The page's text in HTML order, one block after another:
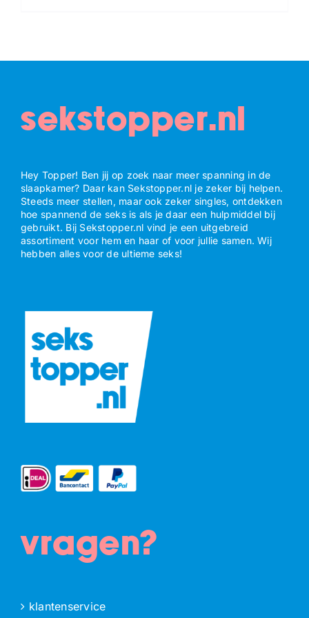
sekstopper.nl
Hey Topper! Ben jij op zoek naar meer spanning in de
slaapkamer? Daar kan Sekstopper.nl je zeker bij helpen.
Steeds meer stellen, maar ook zeker singles, ontdekken
hoe spannend de seks is als je daar een hulpmiddel bij
gebruikt. Bij Sekstopper.nl vind je een uitgebreid
assortiment voor hem en haar of voor jullie samen. Wij
hebben alles voor de ultieme seks!
vragen?
klantenservice